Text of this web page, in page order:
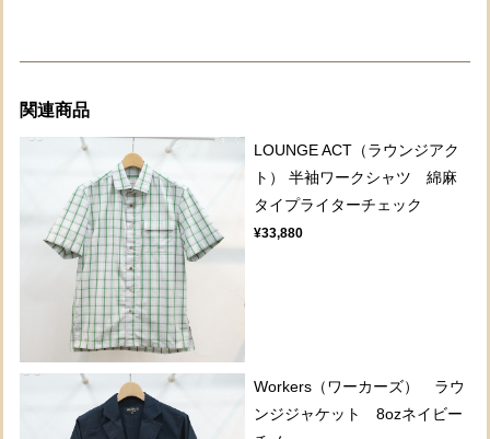
関連商品
LOUNGE ACT（ラウンジアク
ト） 半袖ワークシャツ 綿麻
タイプライターチェック
¥33,880
Workers（ワーカーズ） ラウ
ンジジャケット 8ozネイビー